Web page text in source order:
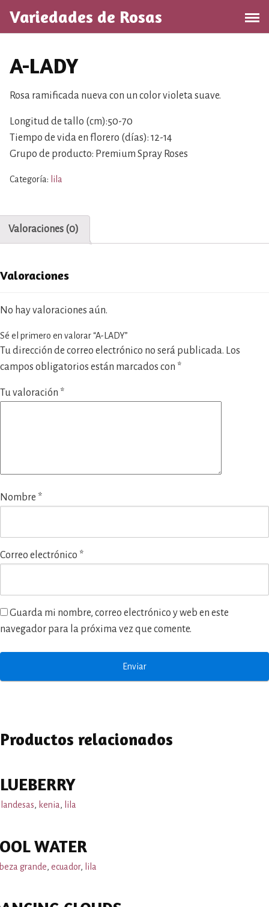
l
Variedades de Rosas
A-LADY
Rosa ramificada nueva con un color violeta suave.
Longitud de tallo (cm):50-70
Tiempo de vida en florero (días): 12-14
Grupo de producto: Premium Spray Roses
Categoría: lila
Valoraciones (0)
Valoraciones
No hay valoraciones aún.
Sé el primero en valorar “A-LADY”
Tu dirección de correo electrónico no será publicada. Los
campos obligatorios están marcados con *
Tu valoración *
Nombre *
Correo electrónico *
Guarda mi nombre, correo electrónico y web en este
navegador para la próxima vez que comente.
Productos relacionados
, kenia, lila
WATER
grande, ecuador, lila